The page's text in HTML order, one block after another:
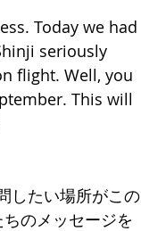
Today we had
seriously
flight. Well, you
This will
したい場所がこの
のメッセージを